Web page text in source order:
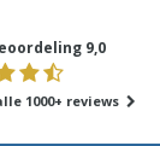
9,0
1000+ reviews